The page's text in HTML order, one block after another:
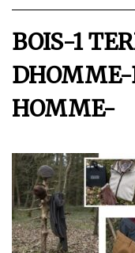
BOIS-1
HOMME-